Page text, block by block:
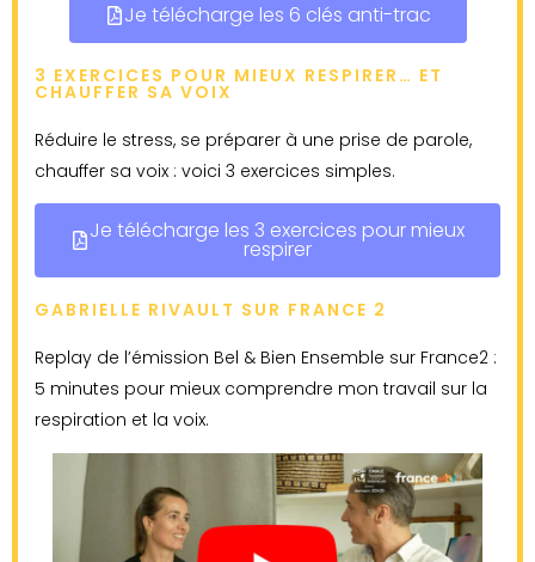
Je télécharge les 6 clés anti-trac
3 EXERCICES POUR MIEUX RESPIRER… ET
CHAUFFER SA VOIX
Réduire le stress, se préparer à une prise de parole,
chauffer sa voix : voici 3 exercices simples.
Je télécharge les 3 exercices pour mieux
respirer
GABRIELLE RIVAULT SUR FRANCE 2
Replay de l’émission Bel & Bien Ensemble sur France2 :
5 minutes pour mieux comprendre mon travail sur la
respiration et la voix.